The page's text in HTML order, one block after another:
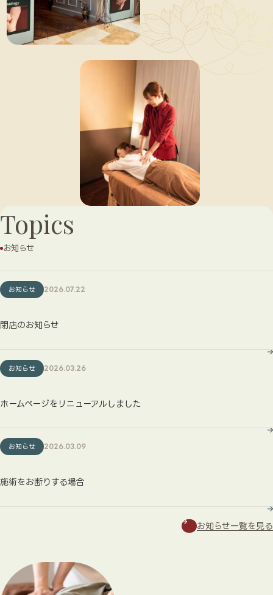
Topics
お知らせ
お知らせ 2026.07.22
閉店のお知らせ
お知らせ 2026.03.26
ホームページをリニューアルしました
お知らせ 2026.03.09
施術をお断りする場合
お知らせ一覧を見る